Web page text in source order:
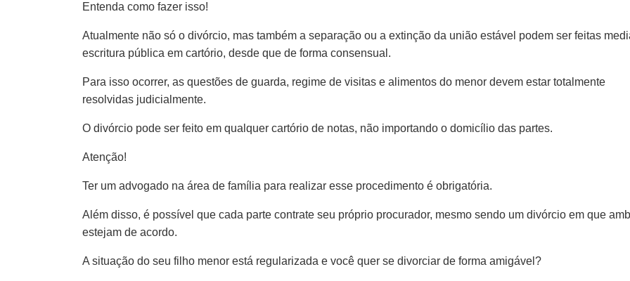
Entenda como fazer isso!
Atualmente não só o divórcio, mas também a separação ou a extinção da união estável podem ser feitas
escritura pública em cartório, desde que de forma consensual.
Para isso ocorrer, as questões de guarda, regime de visitas e alimentos do menor devem estar totalmente
resolvidas judicialmente.
O divórcio pode ser feito em qualquer cartório de notas, não importando o domicílio das partes.
Atenção!
Ter um advogado na área de família para realizar esse procedimento é obrigatória.
Além disso, é possível que cada parte contrate seu próprio procurador, mesmo sendo um divórcio em que
estejam de acordo.
A situação do seu filho menor está regularizada e você quer se divorciar de forma amigável?